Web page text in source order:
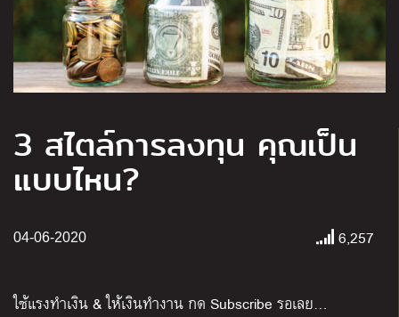
3 สไตล์การลงทุน คุณเป็น
แบบไหน?
04-06-2020 6,257
ใช้แรงทำเงิน & ให้เงินทำงาน กด Subscribe รอเลย…